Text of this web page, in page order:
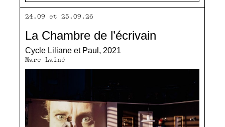
24.09 et 25.09.26
La Chambre de l’écrivain
Cycle Liliane et Paul, 2021
Marc Lainé